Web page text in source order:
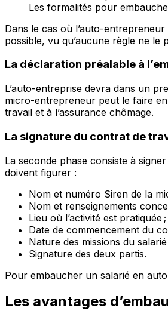
Les formalités pour
Dans le cas où l’auto-
possible, vu qu’aucune règle ne
La déclaration préalable à
L’auto-entreprise devra dans un
micro-entrepreneur peut le faire en
travail et à l’assurance chômage.
La signature du contrat de
La seconde phase consiste à
doivent figurer :
Nom et numéro Siren de la
Nom et renseignements
Lieu où l’activité est pratiquée ;
Date de commencement du
Nature des missions du
Signature des deux partis.
Pour embaucher un salarié en
Les avantages